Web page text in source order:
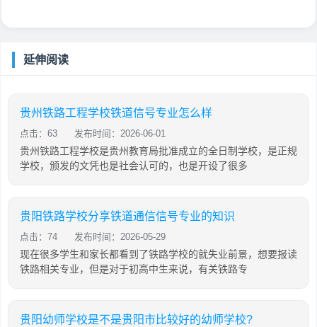
延伸阅读
贵州铁路工程学校铁道信号专业怎么样
点击：63 发布时间：2026-06-01
贵州铁路工程学校是贵州教育局批准成立的全日制学校，是正规
学校，颁发的文凭也是社会认可的，也是开设了很多
贵阳铁路学校分享铁道通信信号专业的知识
点击：74 发布时间：2026-05-29
现在很多学生和家长都看到了铁路学校的就失业前景，想要报读
铁路相关专业，但是对于初高中生来说，有关铁路专
贵阳幼师学校是不是贵阳市比较好的幼师学校?